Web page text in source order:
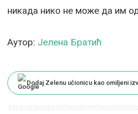
никада нико не може да им
Аутор: Јелена Братић
Dodaj Zelenu učionicu kao omiljeni